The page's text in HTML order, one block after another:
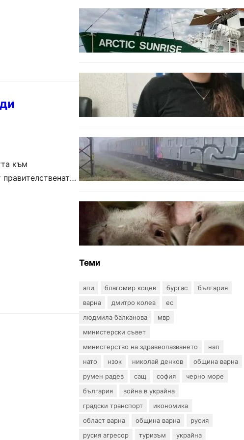
към
БЪЛГАРИЯ
Корабът на „Грийнпийс“
пристигна във Варна с
кампания за опазване на
Черно море
ОБЩЕСТВО
Варненска ученичка създаде
интерактивна карта за сигнали
за проблеми с боклука
ОБЩЕСТВО
Бързият влак София – Варна
блъсна и уби жена край гара
Бутово
БЪЛГАРИЯ
БАБХ регистрира огнище на
африканска чума по свинете в
стопанство край Варна
Теми
апи благомир коцев бургас
българия
варна
дмитро колев
ес
людмила балканова
мвр
министерски съвет
министерство на здравеопазването
нап
нато
нзок николай денков
община варна
румен радев
сащ софия
черно море
българия
война в украйна
градски транспорт
икономика
област варна
община варна
русия
русия агресор
туризъм украйна